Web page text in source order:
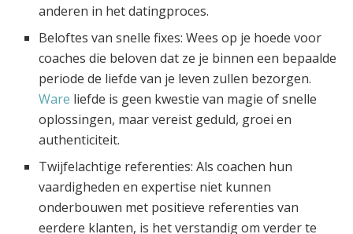
anderen in het datingproces.
Beloftes van snelle fixes: Wees op je hoede voor
coaches die beloven dat ze je binnen een bepaalde
periode de liefde van je leven zullen bezorgen.
Ware liefde is geen kwestie van magie of snelle
oplossingen, maar vereist geduld, groei en
authenticiteit.
Twijfelachtige referenties: Als coachen hun
vaardigheden en expertise niet kunnen
onderbouwen met positieve referenties van
eerdere klanten, is het verstandig om verder te